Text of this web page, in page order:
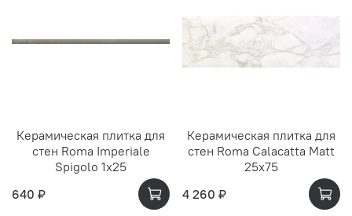
Керамическая плитка для
стен Roma Imperiale
Spigolo 1x25
640 ₽
Керамическая плитка для
стен Roma Calacatta Matt
25x75
4 260 ₽